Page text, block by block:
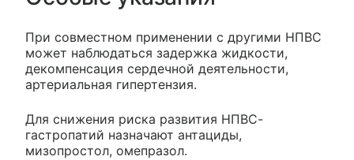
При совместном применении с другими НПВС
может наблюдаться задержка жидкости,
декомпенсация сердечной деятельности,
артериальная гипертензия.
Для снижения риска развития НПВС-
гастропатий назначают антациды,
мизопростол, омепразол.